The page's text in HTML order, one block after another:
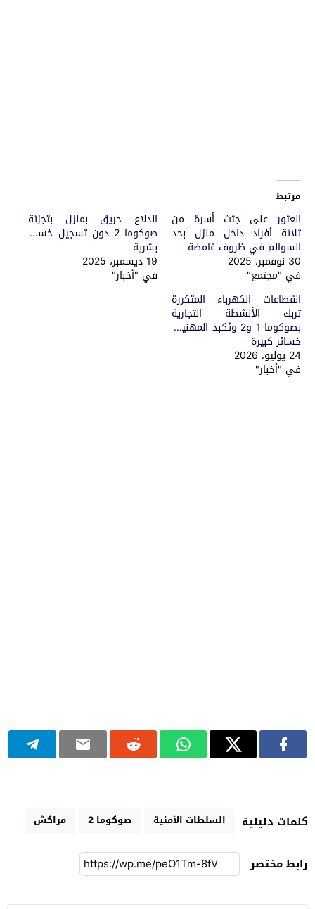
مرتبط
العثور على جثث أسرة من
ثلاثة أفراد داخل منزل بحد
السوالم في ظروف غامضة
30 نوفمبر، 2025
في "مجتمع"
اندلاع حريق بمنزل بتجزئة
صوكوما 2 دون تسجيل خسائر
بشرية
19 ديسمبر، 2025
في "أخبار"
انقطاعات الكهرباء المتكررة
تربك الأنشطة التجارية
بصوكوما 1 و2 وتُكبد المهنيين
خسائر كبيرة
24 يوليو، 2026
في "أخبار"
كلمات دليلية السلطات الأمنية صوكوما 2 مراكش
رابط مختصر